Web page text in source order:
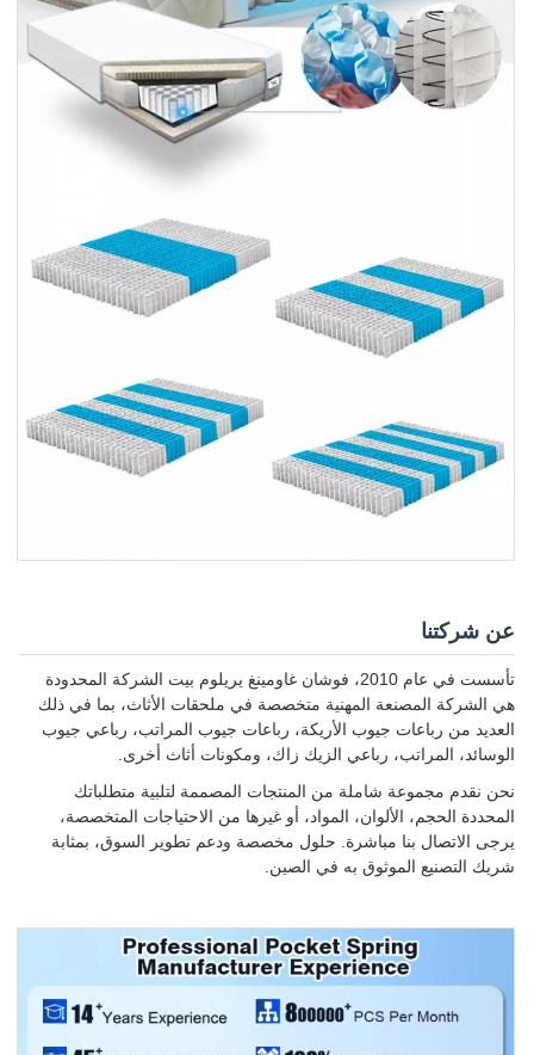
عن شركتنا
تأسست في عام 2010، فوشان غاومينغ يريلوم بيت الشركة المحدودة
هي الشركة المصنعة المهنية متخصصة في ملحقات الأثاث، بما في ذلك
العديد من رباعات جيوب الأريكة، رباعات جيوب المراتب، رباعي جيوب
الوسائد، المراتب، رباعي الزيك زاك، ومكونات أثاث أخرى.
نحن نقدم مجموعة شاملة من المنتجات المصممة لتلبية متطلباتك
المحددة الحجم، الألوان، المواد، أو غيرها من الاحتياجات المتخصصة،
يرجى الاتصال بنا مباشرة. حلول مخصصة ودعم تطوير السوق، بمثابة
شريك التصنيع الموثوق به في الصين.